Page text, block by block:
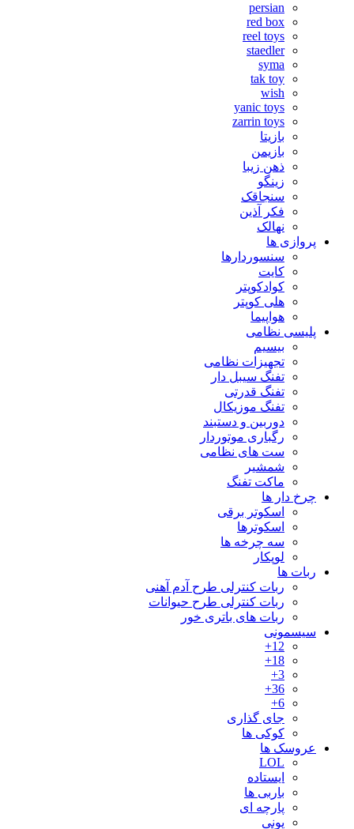
persian
red box
reel toys
staedler
syma
tak toy
wish
yanic toys
zarrin toys
بازیتا
بازیمن
ذهن زیبا
زینگو
سنجاقک
فکر آذین
نهالک
پروازی ها
سنسوردارها
کایت
کوادکوپتر
هلی کوپتر
هواپیما
پلیسی نظامی
بیسیم
تجهیزات نظامی
تفنگ سیبل دار
تفنگ قدرتی
تفنگ موزیکال
دوربین و دستبند
رگباری موتوردار
ست های نظامی
شمشیر
ماکت تفنگ
چرخ دار ها
اسکوتر برقی
اسکوترها
سه چرخه ها
لوپکار
ربات ها
ربات کنترلی طرح آدم آهنی
ربات کنترلی طرح حیوانات
ربات های باتری خور
سیسمونی
12+
18+
3+
36+
6+
جای گذاری
کوکی ها
عروسک ها
LOL
ایستاده
باربی ها
پارچه ای
پونی